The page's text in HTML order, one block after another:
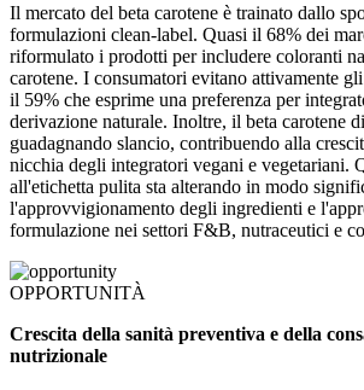
Il mercato del beta carotene è trainato dallo
formulazioni clean-label. Quasi il 68% dei
riformulato i prodotti per includere coloranti
carotene. I consumatori evitano attivamente
il 59% che esprime una preferenza per
derivazione naturale. Inoltre, il beta carotene
guadagnando slancio, contribuendo alla
nicchia degli integratori vegani e vegetariani.
all'etichetta pulita sta alterando in modo
l'approvvigionamento degli ingredienti e
formulazione nei settori F&B, nutraceutici e
OPPORTUNITÀ
Crescita della sanità preventiva e della
nutrizionale